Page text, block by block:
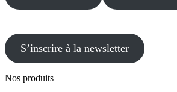
S’inscrire à la newsletter
Nos produits